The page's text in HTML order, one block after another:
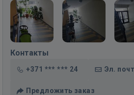
Контакты
+371 *** *** 24 Эл.
Предложить заказ